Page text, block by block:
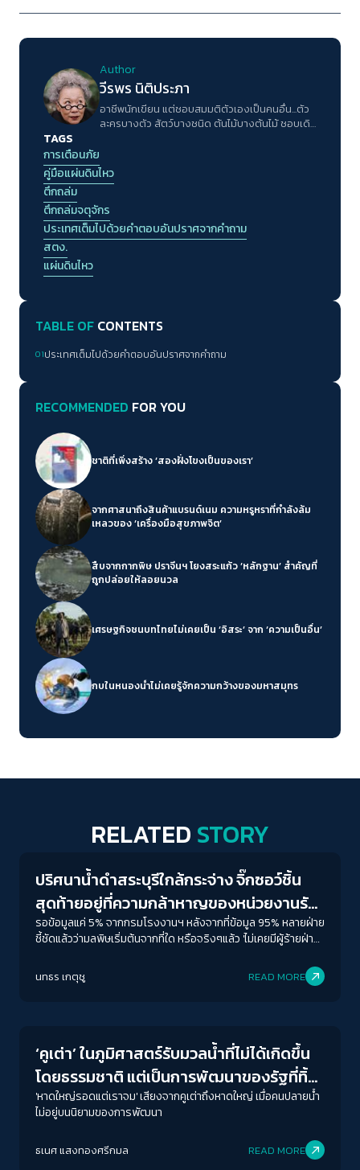
Author
วีรพร นิติประภา
อาชีพนักเขียน แต่ชอบสมมติตัวเองเป็นคนอื่น...ตัว
ละครบางตัว สัตว์บางชนิด ต้นไม้บางต้นไม้ ชอบเดิน
ทำไม กับถูกให้อธิบายตัวเอง
TAGS
การเตือนภัย
คู่มือแผ่นดินไหว
ตึกถล่ม
ตึกถล่มจตุจักร
ประเทศเต็มไปด้วยคำตอบอันปราศจากคำถาม
สตง.
แผ่นดินไหว
TABLE OF CONTENTS
01ประเทศเต็มไปด้วยคำตอบอันปราศจากคำถาม
RECOMMENDED FOR YOU
ชาติที่เพิ่งสร้าง ‘สองฝั่งโขงเป็นของเรา’
จากศาสนาถึงสินค้าแบรนด์เนม ความหรูหราที่กำลังล้ม
เหลวของ ‘เครื่องมือสุขภาพจิต’
สืบจากกากพิษ ปราจีนฯ โยงสระแก้ว ‘หลักฐาน’ สำคัญที่
ถูกปล่อยให้ลอยนวล
เศรษฐกิจชนบทไทยไม่เคยเป็น ‘อิสระ’ จาก ‘ความเป็นอื่น’
กบในหนองน้ำไม่เคยรู้จักความกว้างของมหาสมุทร
RELATED STORY
Conflict Resolution
ปริศนาน้ำดำสระบุรีใกล้กระจ่าง จิ๊กซอว์ชิ้น
สุดท้ายอยู่ที่ความกล้าหาญของหน่วยงานรัฐ
ชี้ตัวการผู้ก่อมลพิษ
รอข้อมูลแค่ 5% จากกรมโรงงานฯ หลังจากที่ข้อมูล 95% หลายฝ่าย
ชี้ชัดแล้วว่ามลพิษเริ่มต้นจากที่ใด หรือจริงๆแล้ว 'ไม่เคยมีผู้ร้ายฝ่าย
นทธร เกตุชู READ MORE
‘คูเต่า’ ในภูมิศาสตร์รับมวลน้ำที่ไม่ได้เกิดขึ้น
โดยธรรมชาติ แต่เป็นการพัฒนาของรัฐที่ทิ้ง
‘คนปลายน้ำ’
'หาดใหญ่รอดแต่เราจม' เสียงจากคูเต่าถึงหาดใหญ่ เมื่อคนปลายน้ำ
ไม่อยู่บนนิยามของการพัฒนา
ธเนศ แสงทองศรีกมล READ MORE